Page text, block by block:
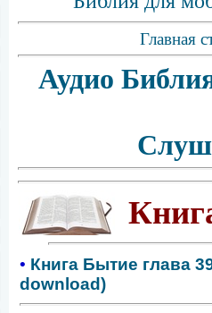
Главная
Аудио
• Книга Бытие глава
download)